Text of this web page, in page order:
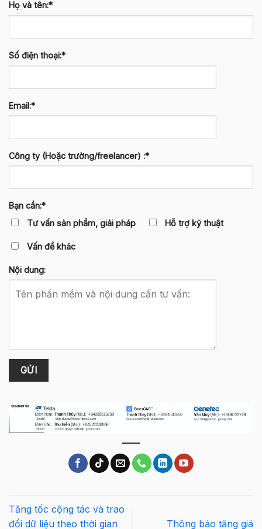
Họ và tên:*
Số điện thoại:*
Email:*
Công ty (Hoặc trường/freelancer) :*
Bạn cần:*
Tư vấn sản phẩm, giải pháp
Hỗ trợ kỹ thuật
Vấn đề khác
Nội dung:
Tăng tốc cộng tác và trao
đổi dữ liệu theo thời gian
Thông báo tăng giá